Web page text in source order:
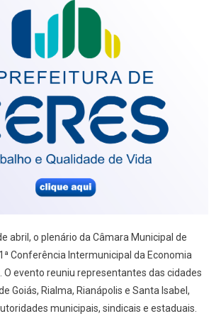
Conferência
Intermunicipal
Da
Popular
Solidária:
Veja
abril, o plenário da Câmara Municipal de
Conferência Intermunicipal da Economia
O evento reuniu representantes das cidades
Goiás, Rialma, Rianápolis e Santa Isabel,
municipais, sindicais e estaduais.